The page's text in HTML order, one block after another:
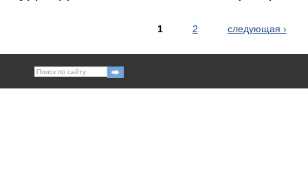
1 2 следующая ›